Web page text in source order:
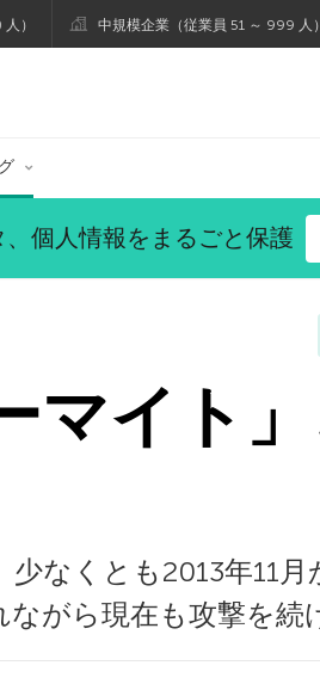
） 中規模企業（従業員 51 ～ 999 人）
個人情報をまるごと保護
マイト
なくとも2013年11
がら現在も攻撃を続